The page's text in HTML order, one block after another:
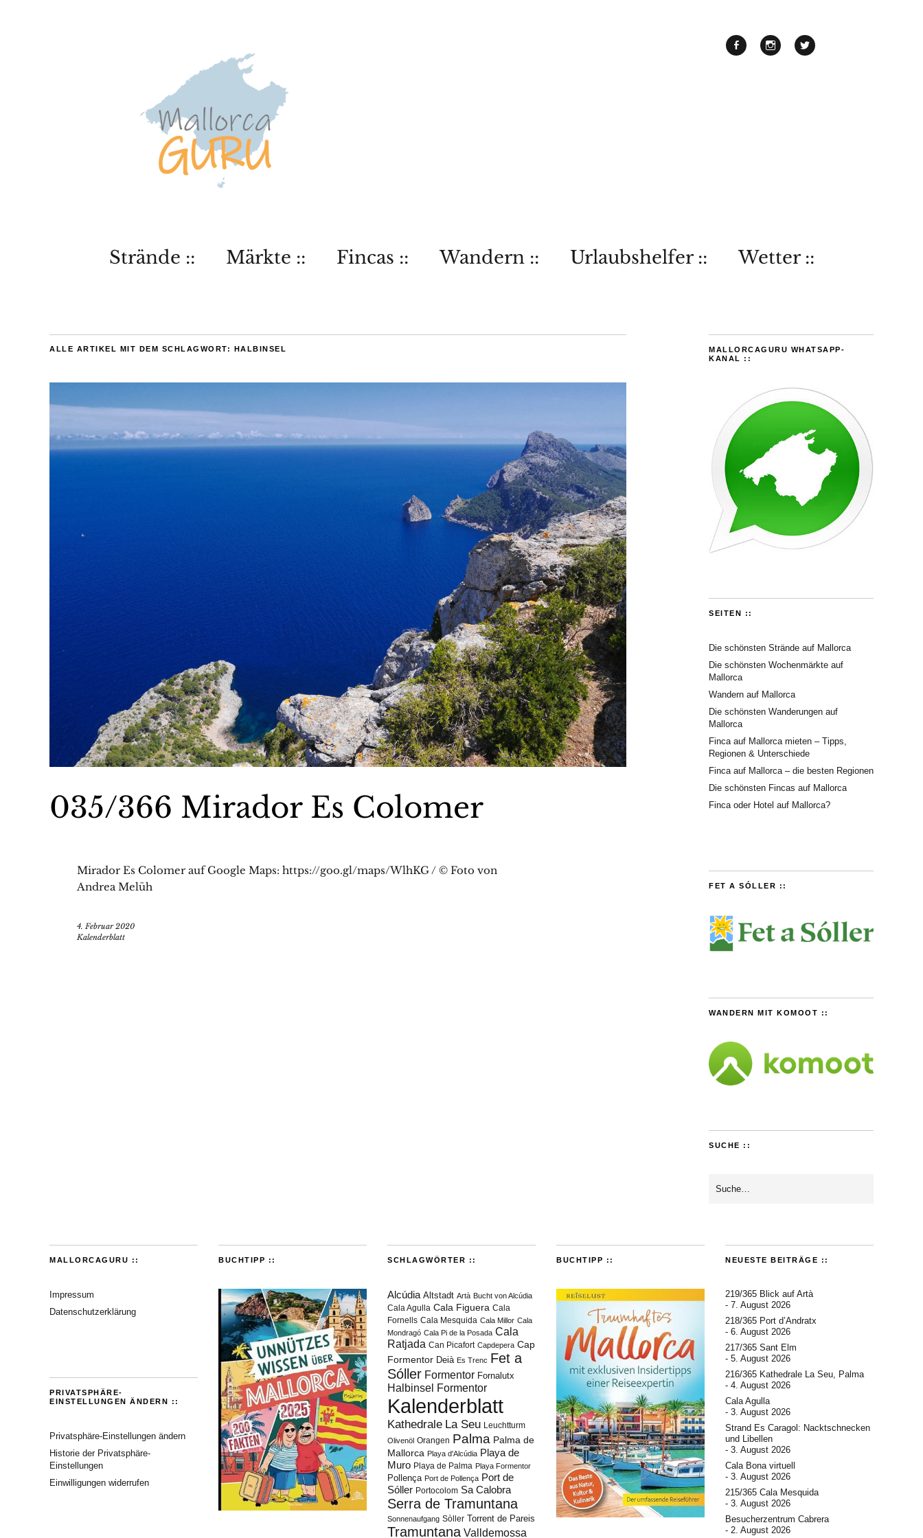
Strände :: Märkte :: Fincas :: Wandern :: Urlaubshelfer :: Wetter ::
ALLE ARTIKEL MIT DEM SCHLAGWORT: HALBINSEL
035/366 Mirador Es Colomer
Mirador Es Colomer auf Google Maps: https://goo.gl/maps/WlhKG / © Foto von
Andrea Melüh
4. Februar 2020
Kalenderblatt
MALLORCAGURU WHATSAPP-
KANAL ::
SEITEN ::
Die schönsten Strände auf Mallorca
Die schönsten Wochenmärkte auf
Mallorca
Wandern auf Mallorca
Die schönsten Wanderungen auf
Mallorca
Finca auf Mallorca mieten – Tipps,
Regionen & Unterschiede
Finca auf Mallorca – die besten Regionen
Die schönsten Fincas auf Mallorca
Finca oder Hotel auf Mallorca?
FET A SÓLLER ::
WANDERN MIT KOMOOT ::
SUCHE ::
MALLORCAGURU ::
Impressum
Datenschutzerklärung
PRIVATSPHÄRE-
EINSTELLUNGEN ÄNDERN ::
Privatsphäre-Einstellungen ändern
Historie der Privatsphäre-
Einstellungen
Einwilligungen widerrufen
BUCHTIPP :: SCHLAGWÖRTER ::
Alcúdia Altstadt Artà Bucht von Alcúdia
Cala Agulla Cala Figuera Cala
Fornells Cala Mesquida Cala Millor Cala
Mondragó Cala Pi de la Posada Cala
Ratjada Can Picafort Capdepera Cap
Formentor Deià Es Trenc Fet a
Sóller Formentor Fornalutx
Halbinsel Formentor
Kalenderblatt
Kathedrale La Seu Leuchtturm
Olivenöl Orangen Palma Palma de
Mallorca Playa d'Alcúdia Playa de
Muro Playa de Palma Playa Formentor
Pollença Port de Pollença Port de
Sóller Portocolom Sa Calobra
Serra de Tramuntana
Sonnenaufgang Sòller Torrent de Pareis
Tramuntana Valldemossa
BUCHTIPP :: NEUESTE BEITRÄGE ::
219/365 Blick auf Artà
7. August 2026
218/365 Port d’Andratx
6. August 2026
217/365 Sant Elm
5. August 2026
216/365 Kathedrale La Seu, Palma
4. August 2026
Cala Agulla
3. August 2026
Strand Es Caragol: Nacktschnecken
und Libellen
3. August 2026
Cala Bona virtuell
3. August 2026
215/365 Cala Mesquida
3. August 2026
Besucherzentrum Cabrera
2. August 2026